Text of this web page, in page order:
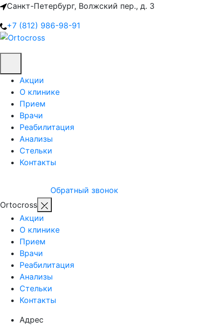
Санкт-Петербург, Волжский пер., д. 3
+7 (812) 986-98-91
Акции
О клинике
Прием
Врачи
Реабилитация
Анализы
Стельки
Контакты
Обратный звонок
Ortocross
Акции
О клинике
Прием
Врачи
Реабилитация
Анализы
Стельки
Контакты
Адрес